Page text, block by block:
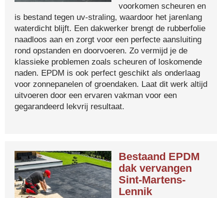
voorkomen scheuren en
is bestand tegen uv-straling, waardoor het jarenlang
waterdicht blijft. Een dakwerker brengt de rubberfolie
naadloos aan en zorgt voor een perfecte aansluiting
rond opstanden en doorvoeren. Zo vermijd je de
klassieke problemen zoals scheuren of loskomende
naden. EPDM is ook perfect geschikt als onderlaag
voor zonnepanelen of groendaken. Laat dit werk altijd
uitvoeren door een ervaren vakman voor een
gegarandeerd lekvrij resultaat.
Bestaand EPDM
dak vervangen
Sint-Martens-
Lennik